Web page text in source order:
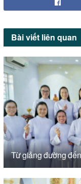
Bài viết liên quan
Từ giảng đường